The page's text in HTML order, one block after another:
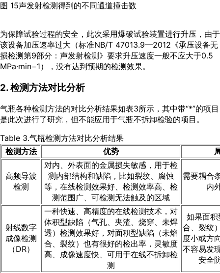
图 15声发射检测得到的不同通道撞击数
为保障试验过程的安全，此次采用爆破试验装置进行升压，由于
该设备加压速率过大（标准NB/T 47013.9—2012《承压设备无
损检测第9部分：声发射检测》要求升压速度一般不应大于0.5
MPa·min−1），没有达到预期的检测效果。
2. 检测方法对比分析
气瓶各种检测方法的对比分析结果如表3所示，其中带“*”的项目
是此次进行了研究，但不能应用于气瓶不拆卸检验的项目。
Table 3.气瓶检测方法对比分析结果
检测方法
优势
高频导波
检测
对内、外表面的金属损失敏感，用于检
测内部结构和缺陷，比如裂纹、腐蚀
等，在线检测效果好、检测效率高、检
测范围广、可检测无法触及的区域
需要耦合
内
射线数字
成像检测
（DR）
一种快速、高精度的在线检测技术，对
体积型缺陷（气孔、夹渣、烧穿、未焊
透）检测效果好，对面积型缺陷（未熔
合、裂纹）也有很好的检出率，灵敏度
高、成像速度快、可用于在线不拆卸检
测
如果面
合、裂纹
度小或方
不容易发
安全